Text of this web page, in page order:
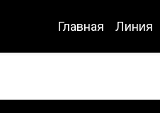
Главная Линия